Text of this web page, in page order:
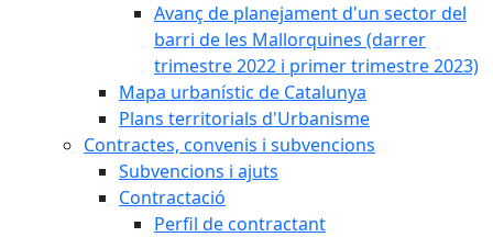
Avanç de planejament d'un sector del
barri de les Mallorquines (darrer
trimestre 2022 i primer trimestre 2023)
Mapa urbanístic de Catalunya
Plans territorials d'Urbanisme
Contractes, convenis i subvencions
Subvencions i ajuts
Contractació
Perfil de contractant